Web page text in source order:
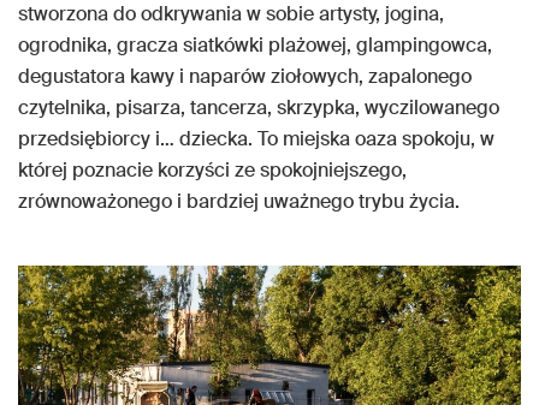
stworzona do odkrywania w sobie artysty, jogina,
ogrodnika, gracza siatkówki plażowej, glampingowca,
degustatora kawy i naparów ziołowych, zapalonego
czytelnika, pisarza, tancerza, skrzypka, wyczilowanego
przedsiębiorcy i… dziecka. To miejska oaza spokoju, w
której poznacie korzyści ze spokojniejszego,
zrównoważonego i bardziej uważnego trybu życia.